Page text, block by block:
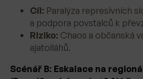
Cíl: Paralýza represivních
a podpora povstalců k
Riziko: Chaos a občanská
ajatolláhů.
Scénář B: Eskalace na